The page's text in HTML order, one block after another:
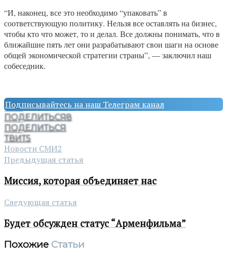
“И, наконец, все это необходимо “упаковать” в
соответствующую политику. Нельзя все оставлять на бизнес,
чтобы кто что может, то и делал. Все должны понимать, что в
ближайшие пять лет они разрабатывают свои шаги на основе
общей экономической стратегии страны”, — заключил наш
собеседник.
Подписывайтесь на наш Телеграм канал
ПОДЕЛИТЬСЯ8
ПОДЕЛИТЬСЯ
ТВИТ5
Новости СМИ2
Предыдущая статья
Миссия, которая объединяет нас
Следующая статья
Будет обсужден статус “Арменфильма”
Похожие Статьи